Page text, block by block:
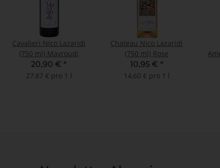
Cavalieri Nico Lazaridi
(750 ml) Mavroudi
20,90 € *
27,87 € pro 1 l
Chateau Nico Lazaridi
(750 ml) Rose
10,95 € *
14,60 € pro 1 l